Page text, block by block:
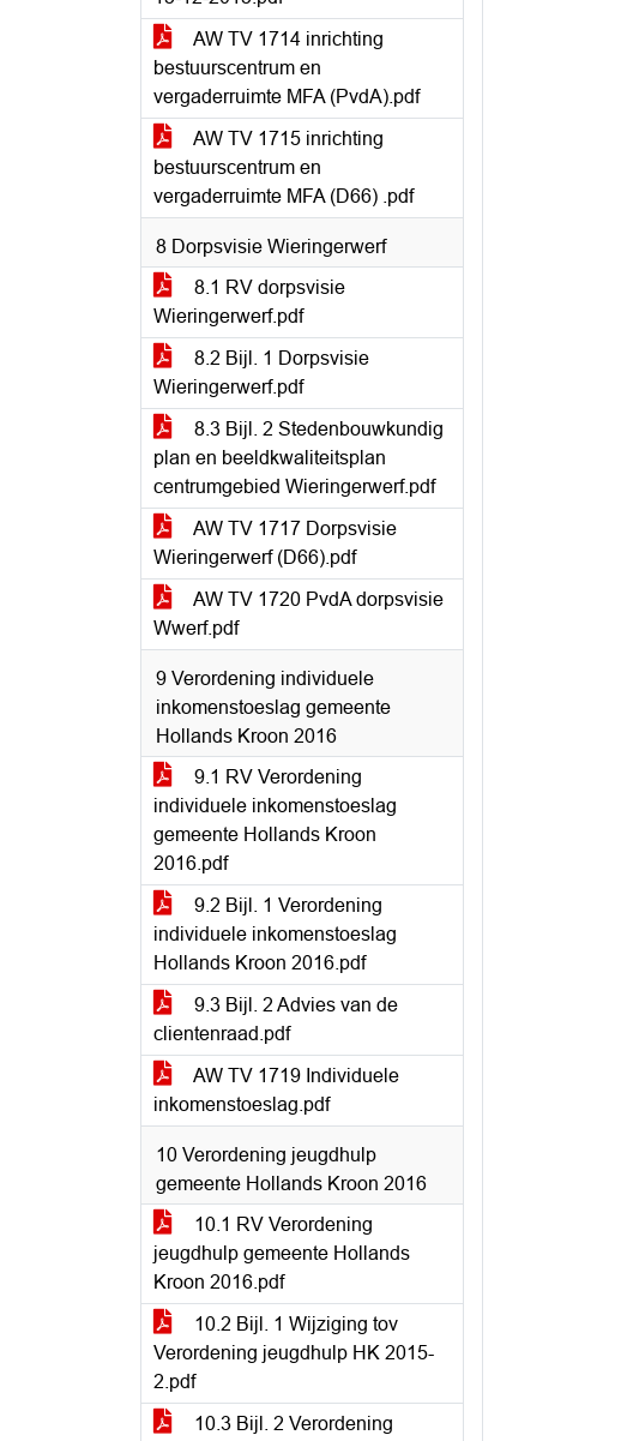
AW TV 1714 inrichting
bestuurscentrum en
vergaderruimte MFA (PvdA).pdf
AW TV 1715 inrichting
bestuurscentrum en
vergaderruimte MFA (D66) .pdf
8 Dorpsvisie Wieringerwerf
8.1 RV dorpsvisie
Wieringerwerf.pdf
8.2 Bijl. 1 Dorpsvisie
Wieringerwerf.pdf
8.3 Bijl. 2 Stedenbouwkundig
plan en beeldkwaliteitsplan
centrumgebied Wieringerwerf.pdf
AW TV 1717 Dorpsvisie
Wieringerwerf (D66).pdf
AW TV 1720 PvdA dorpsvisie
Wwerf.pdf
9 Verordening individuele
inkomenstoeslag gemeente
Hollands Kroon 2016
9.1 RV Verordening
individuele inkomenstoeslag
gemeente Hollands Kroon
2016.pdf
9.2 Bijl. 1 Verordening
individuele inkomenstoeslag
Hollands Kroon 2016.pdf
9.3 Bijl. 2 Advies van de
clientenraad.pdf
AW TV 1719 Individuele
inkomenstoeslag.pdf
10 Verordening jeugdhulp
gemeente Hollands Kroon 2016
10.1 RV Verordening
jeugdhulp gemeente Hollands
Kroon 2016.pdf
10.2 Bijl. 1 Wijziging tov
Verordening jeugdhulp HK 2015-
2.pdf
10.3 Bijl. 2 Verordening